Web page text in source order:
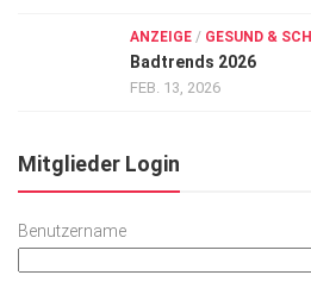
ANZEIGE / GESUND &
Badtrends 2026
FEB. 13, 2026
Mitglieder Login
Benutzername